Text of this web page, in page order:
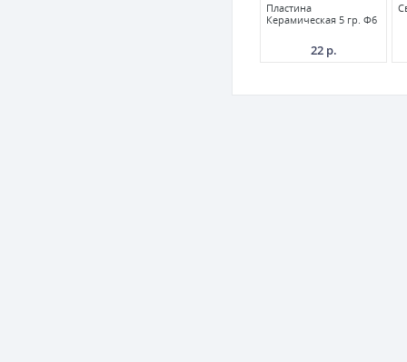
Пластина
Керамическая 5 гр. Ф6
22 р.